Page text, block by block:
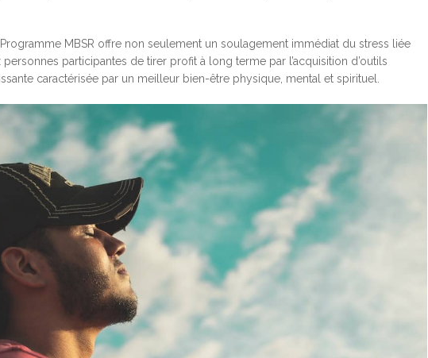
MBSR offre non seulement un soulagement immédiat du stress liée
participantes de tirer profit à long terme par l’acquisition d’outils
caractérisée par un meilleur bien-être physique, mental et spirituel.